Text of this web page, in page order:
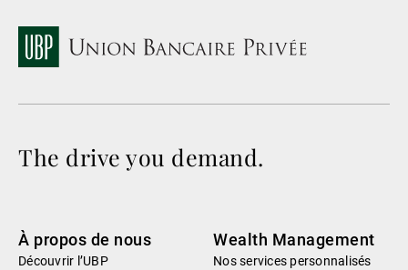
The drive you demand.
À propos de nous
Découvrir l’UBP
Wealth Management
Nos services personnalisés